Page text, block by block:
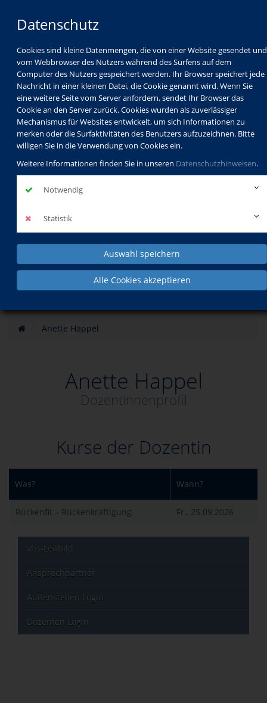
Datenschutz
Cookies sind kleine Datenmengen, die von einer Website gesendet und
vom Webbrowser des Nutzers während des Surfens auf dem
Computer des Nutzers gespeichert werden. Ihr Browser speichert jede
Nachricht in einer kleinen Datei, die Cookie genannt wird. Wenn Sie
eine weitere Seite vom Server anfordern, sendet Ihr Browser das
Cookie an den Server zurück. Cookies wurden als zuverlässiger
Mechanismus für Websites entwickelt, um sich Informationen zu
merken oder die Surfaktivitäten des Benutzers aufzuzeichnen. Bitte
willigen Sie in die Verwendung von Cookies ein.
Weitere Informationen finden Sie in unseren Datenschutzhinweisen.
Notwendig
Statistik
Auswahl speichern
Alle Cookies akzeptieren
Programm
Schulabschlüsse
Schulkindbetreuung
Service
Anette Happel
Anette Happel
Dozentinnenprofil
Kurse der Dozentin
Was? Wann?
Rückenfit – Rückenkräftigung Fr., 25.09.2026
vhs-Leitbild
Ansprechpartner
Außenstellen Login
Dozenten Login